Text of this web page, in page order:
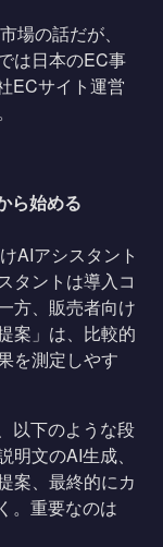
場の話だが、
は日本のEC事
ECサイト運営
ら始める
AIアシスタント
タントは導入コ
方、販売者向け
案」は、比較的
を測定しやす
以下のような段
文のAI生成、
案、最終的にカ
。重要なのは